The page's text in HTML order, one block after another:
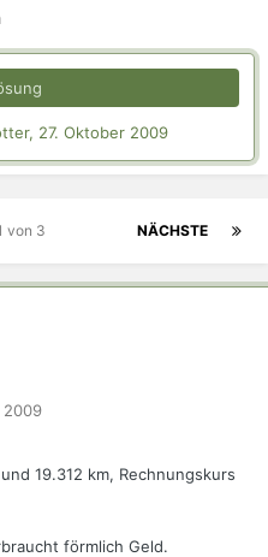
27. Oktober 2009
NÄCHSTE
von 3
2009
19.312 km, Rechnungskurs
förmlich Geld.